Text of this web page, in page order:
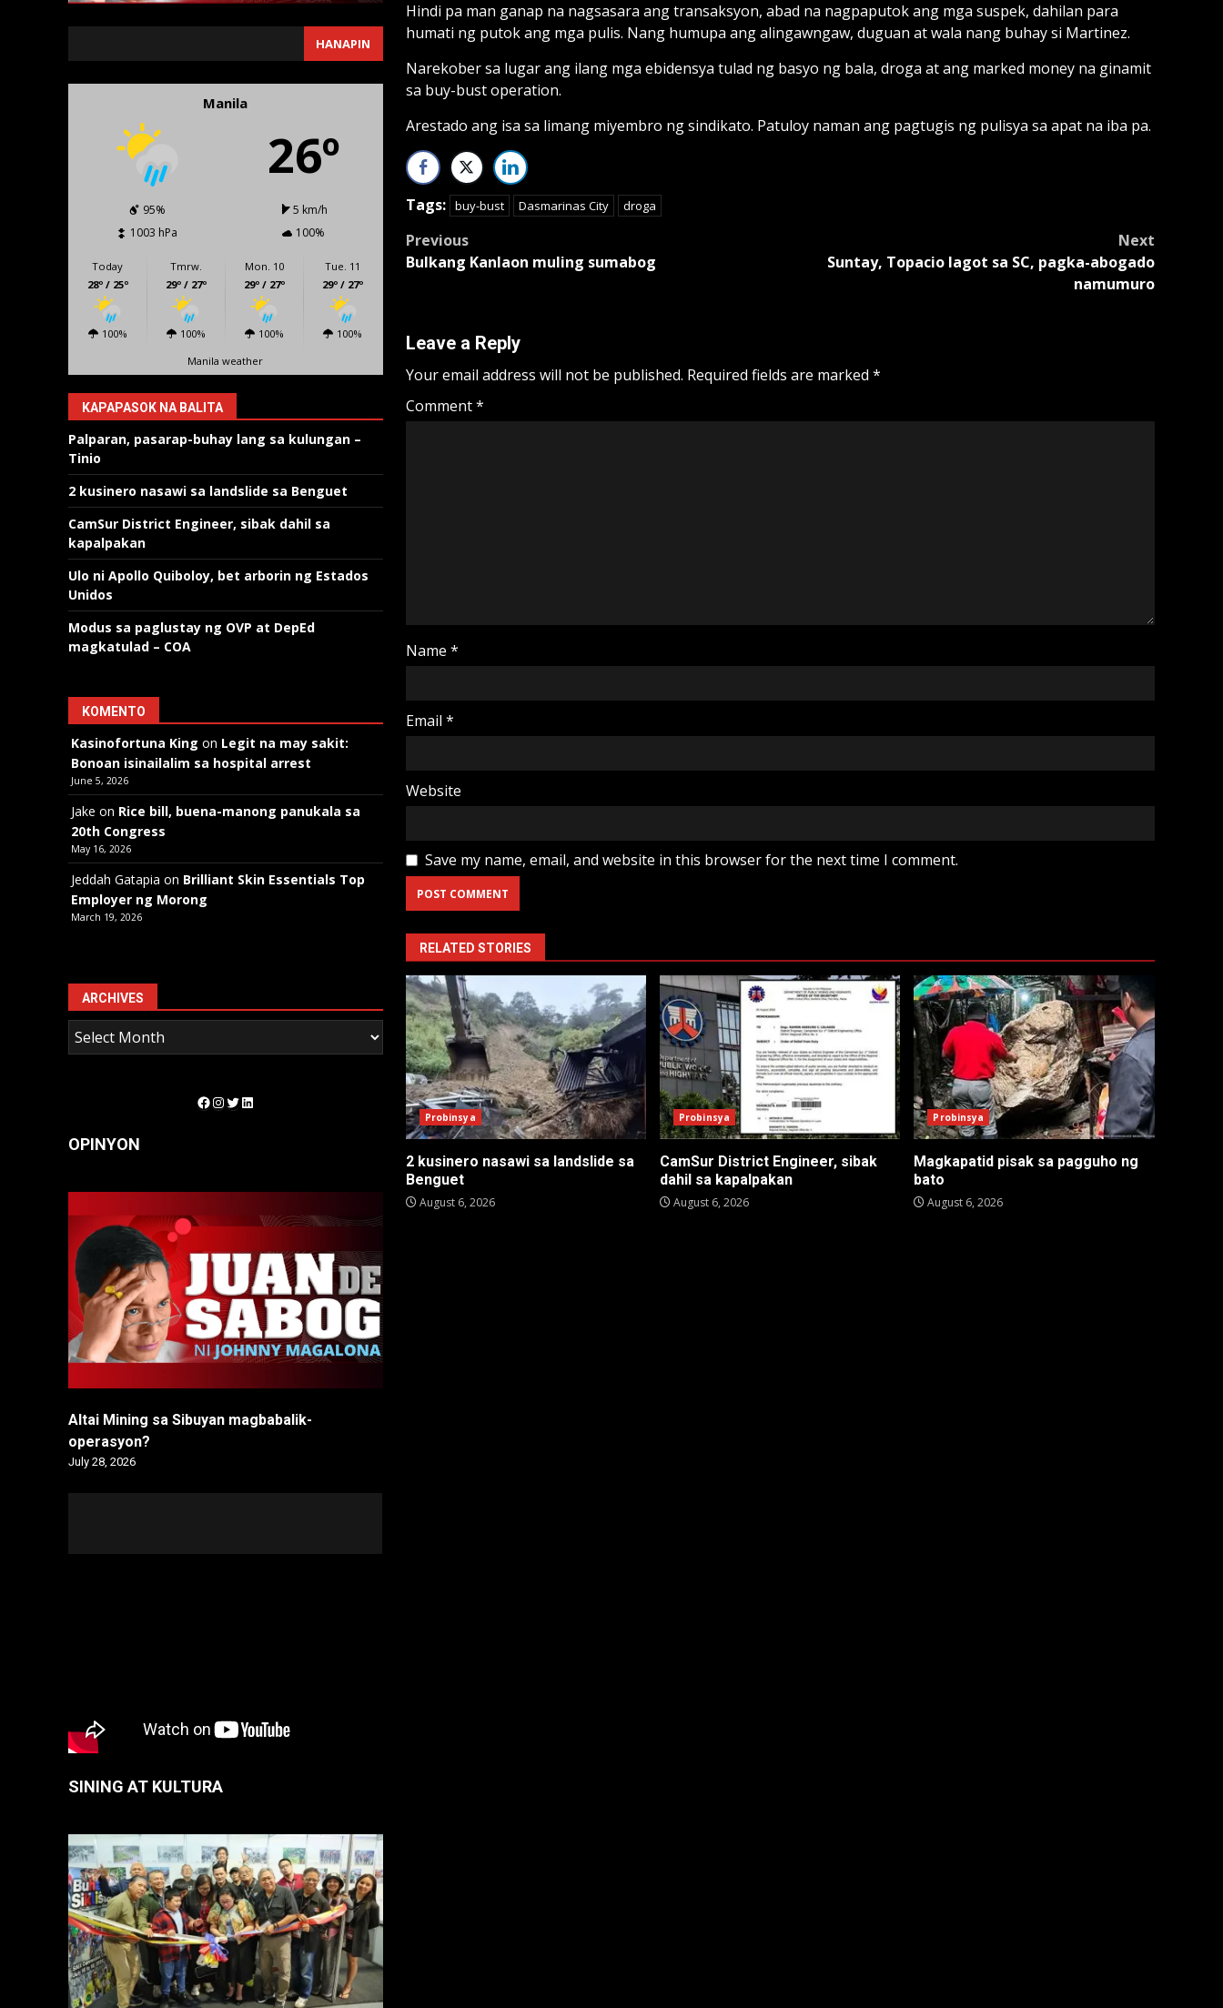
Hindi pa man ganap na nagsasara ang transaksyon, abad na nagpaputok ang mga suspek, dahilan para
humati ng putok ang mga pulis. Nang humupa ang alingawngaw, duguan at wala nang buhay si Martinez.
Narekober sa lugar ang ilang mga ebidensya tulad ng basyo ng bala, droga at ang marked money na ginamit
sa buy-bust operation.
Arestado ang isa sa limang miyembro ng sindikato. Patuloy naman ang pagtugis ng pulisya sa apat na iba pa.
Tags: buy-bust Dasmarinas City droga
Post
navigation
Previous
Bulkang Kanlaon muling sumabog
Next
Suntay, Topacio lagot sa SC, pagka-abogado
namumuro
Leave a Reply
Your email address will not be published. Required fields are marked *
Comment*
Name *
Email *
Website
Save my name, email, and website in this browser for the next time I comment.
RELATED STORIES
Probinsya
2 kusinero nasawi sa landslide sa
Benguet
August 6, 2026
Probinsya
CamSur District Engineer, sibak
dahil sa kapalpakan
August 6, 2026
Probinsya
Magkapatid pisak sa pagguho ng
bato
August 6, 2026
HANAPIN
Manila
26º
95%
5 km/h
1003 hPa
100%
Today
28º / 25º
100%
Tmrw.
29º / 27º
100%
Mon. 10
29º / 27º
100%
Tue. 11
29º / 27º
100%
Manila weather
KAPAPASOK NA BALITA
Palparan, pasarap-buhay lang sa kulungan –
Tinio
2 kusinero nasawi sa landslide sa Benguet
CamSur District Engineer, sibak dahil sa
kapalpakan
Ulo ni Apollo Quiboloy, bet arborin ng Estados
Unidos
Modus sa paglustay ng OVP at DepEd
magkatulad – COA
KOMENTO
Kasinofortuna King on Legit na may sakit:
Bonoan isinailalim sa hospital arrest
June 5, 2026
Jake on Rice bill, buena-manong panukala sa
20th Congress
May 16, 2026
Jeddah Gatapia on Brilliant Skin Essentials Top
Employer ng Morong
March 19, 2026
ARCHIVES
Facebook
Instagram
Twitter
LinkedIn
OPINYON
Altai Mining sa Sibuyan magbabalik-
operasyon?
July 28, 2026
SINING AT KULTURA